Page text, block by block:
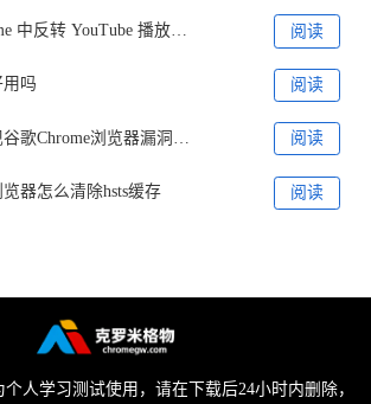
如何在 Chrome 中反转 YouTube 播放列表? 阅读
吗 阅读
阅读
器怎么清除hsts缓存 阅读
人学习测试使用，请在下载后24小时内删除，